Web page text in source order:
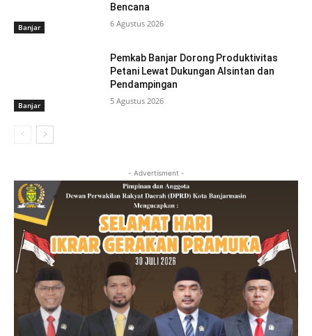
Banjar
Bencana
6 Agustus 2026
Banjar
Pemkab Banjar Dorong Produktivitas
Petani Lewat Dukungan Alsintan dan
Pendampingan
5 Agustus 2026
- Advertisment -